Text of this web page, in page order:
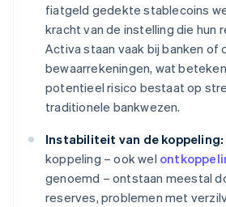
fiatgeld gedekte stablecoins
kracht van de instelling die hun
Activa staan vaak bij banken of
bewaarrekeningen, wat
potentieel risico bestaat op
traditionele bankwezen.
Instabiliteit van de koppeling:
koppeling – ook wel
genoemd – ontstaan meestal
reserves, problemen met